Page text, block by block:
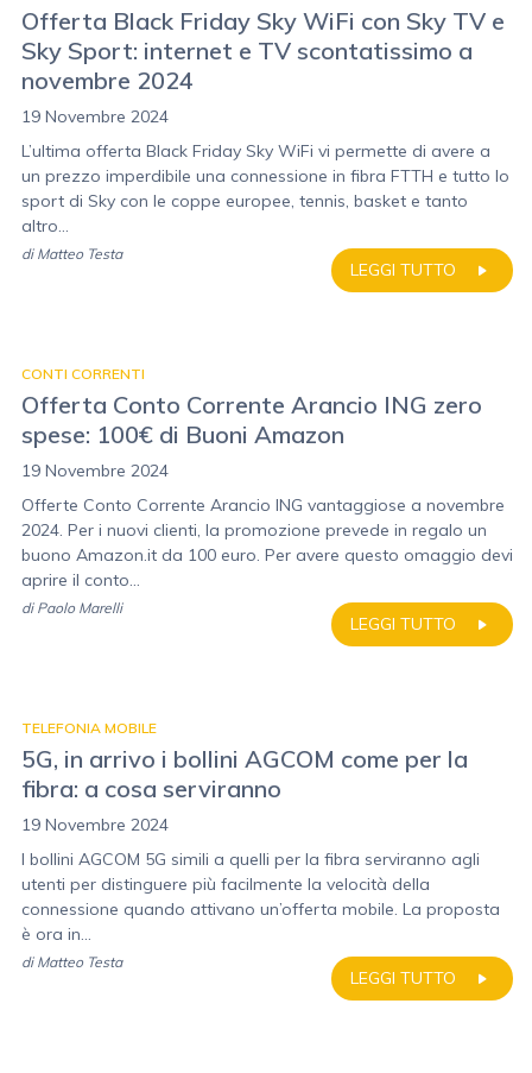
Offerta Black Friday Sky WiFi con Sky TV e
Sky Sport: internet e TV scontatissimo a
novembre 2024
19 Novembre 2024
L’ultima offerta Black Friday Sky WiFi vi permette di avere a
un prezzo imperdibile una connessione in fibra FTTH e tutto lo
sport di Sky con le coppe europee, tennis, basket e tanto
altro...
LEGGI TUTTO
di Matteo Testa
CONTI CORRENTI
Offerta Conto Corrente Arancio ING zero
spese: 100€ di Buoni Amazon
19 Novembre 2024
Offerte Conto Corrente Arancio ING vantaggiose a novembre
2024. Per i nuovi clienti, la promozione prevede in regalo un
buono Amazon.it da 100 euro. Per avere questo omaggio devi
aprire il conto...
LEGGI TUTTO
di Paolo Marelli
TELEFONIA MOBILE
5G, in arrivo i bollini AGCOM come per la
fibra: a cosa serviranno
19 Novembre 2024
I bollini AGCOM 5G simili a quelli per la fibra serviranno agli
utenti per distinguere più facilmente la velocità della
connessione quando attivano un’offerta mobile. La proposta
è ora in...
LEGGI TUTTO
di Matteo Testa